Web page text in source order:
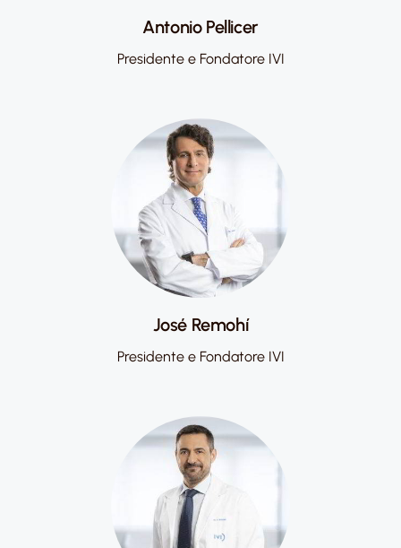
Antonio Pellicer
Presidente e Fondatore IVI
José Remohí
Presidente e Fondatore IVI